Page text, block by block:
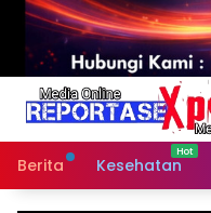
Berita Kesehatan